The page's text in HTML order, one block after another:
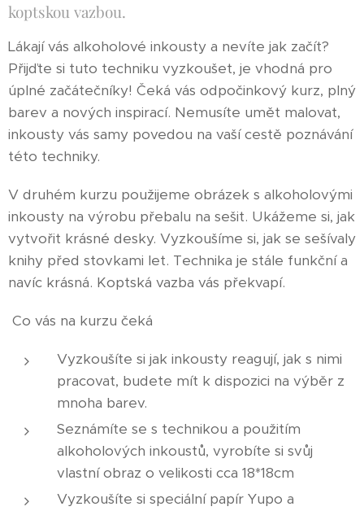
koptskou vazbou.
Lákají vás alkoholové inkousty a nevíte jak začít?
Přijďte si tuto techniku vyzkoušet, je vhodná pro
úplné začátečníky! Čeká vás odpočinkový kurz, plný
barev a nových inspirací. Nemusíte umět malovat,
inkousty vás samy povedou na vaší cestě poznávání
této techniky.
V druhém kurzu použijeme obrázek s alkoholovými
inkousty na výrobu přebalu na sešit. Ukážeme si, jak
vytvořit krásné desky. Vyzkoušíme si, jak se sešívaly
knihy před stovkami let. Technika je stále funkční a
navíc krásná. Koptská vazba vás překvapí.
Co vás na kurzu čeká
Vyzkoušíte si jak inkousty reagují, jak s nimi
pracovat, budete mít k dispozici na výběr z
mnoha barev.
Seznámíte se s technikou a použitím
alkoholových inkoustů, vyrobíte si svůj
vlastní obraz o velikosti cca 18*18cm
Vyzkoušíte si speciální papír Yupo a